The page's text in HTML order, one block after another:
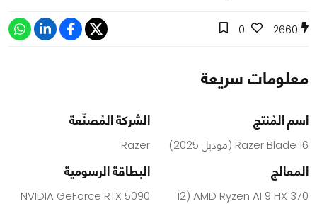
2660
0
معلومات سريعة
اسم المُنتج
Razer Blade 16 (موديل 2025)
الشركة المُصنّعة
Razer
المعالج
AMD Ryzen AI 9 HX 370 (12
البطاقة الرسومية
NVIDIA GeForce RTX 5090